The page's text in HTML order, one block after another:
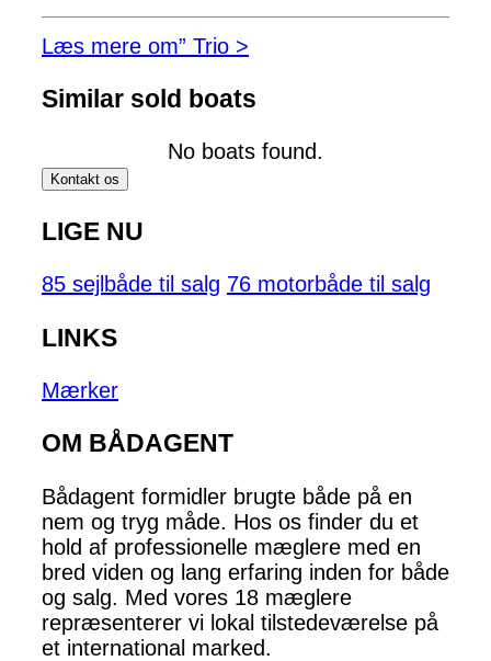
Læs mere om” Trio >
Similar sold boats
No boats found.
Kontakt os
LIGE NU
85 sejlbåde til salg 76 motorbåde til salg
LINKS
Mærker
OM BÅDAGENT
Bådagent formidler brugte både på en
nem og tryg måde. Hos os finder du et
hold af professionelle mæglere med en
bred viden og lang erfaring inden for både
og salg. Med vores 18 mæglere
repræsenterer vi lokal tilstedeværelse på
et international marked.